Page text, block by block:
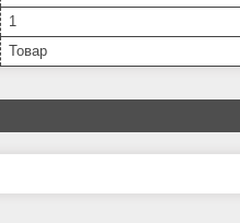
1
Товар